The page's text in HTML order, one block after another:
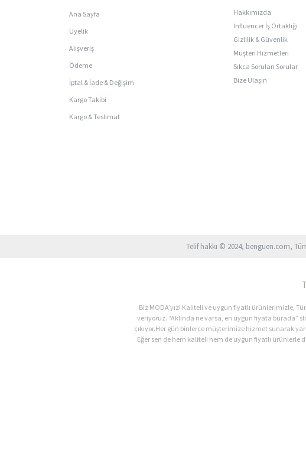
Ana Sayfa
Üyelik
Alışveriş
Ödeme
İptal & İade & Değişim
Kargo Takibi
Kargo & Teslimat
Hakkımızda
Influencer İş Ortaklığı
Gizlilik & Güvenlik
Müşteri Hizmetleri
Sıkca Sorulan Sorular
Bize Ulaşın
Telif hakkı © 2024, benguen.com, Tüm
Biz MODA’yız! Kaliteli ve uygun fiyatlı ürünlerimizle,
veriyoruz. “Aklında ne varsa, en uygun fiyata burada”
çıkıyor.Her gün binlerce müşterimize hizmet sunarak
Eğer sen de hem kaliteli hem de uygun fiyatlı